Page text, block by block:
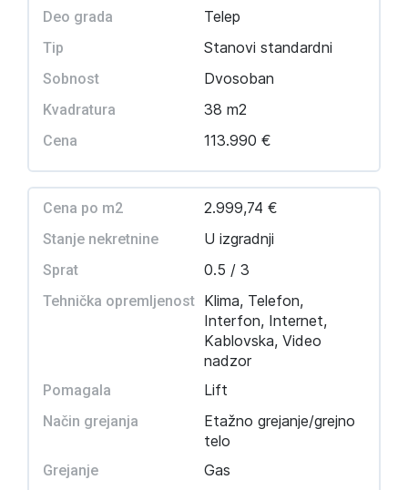
Deo grada Telep
Tip Stanovi standardni
Sobnost Dvosoban
Kvadratura 38 m2
Cena 113.990 €
Cena po m2 2.999,74 €
Stanje nekretnine U izgradnji
Sprat 0.5 / 3
Tehnička opremljenost Klima, Telefon,
Interfon, Internet,
Kablovska, Video
nadzor
Pomagala Lift
Način grejanja
Etažno grejanje/grejno
telo
Grejanje Gas